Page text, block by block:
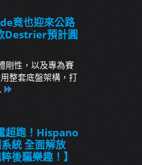
竟也迎來公路
Destrier預計圓
剛性，以及專為賽
整套底盤架構，打
超跑！Hispano
統 全面解放
後驅樂趣！】